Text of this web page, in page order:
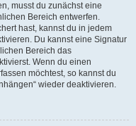
musst du zunächst eine
Bereich entwerfen.
hast, kannst du in jedem
Du kannst eine Signatur
Bereich das
Wenn du einen
möchtest, so kannst du
wieder deaktivieren.